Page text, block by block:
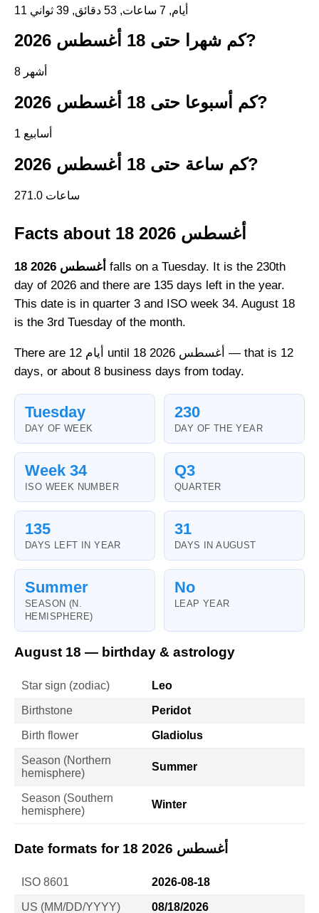
11 أيام, 7 ساعات, 53 دقائق, 39 ثواني
كم شهرا حتى 18 أغسطس 2026?
8 أشهر
كم أسبوعا حتى 18 أغسطس 2026?
1 أسابيع
كم ساعة حتى 18 أغسطس 2026?
271.0 ساعات
Facts about 18 أغسطس 2026
18 أغسطس 2026 falls on a Tuesday. It is the 230th
day of 2026 and there are 135 days left in the year.
This date is in quarter 3 and ISO week 34. August 18
is the 3rd Tuesday of the month.
There are 12 أيام until 18 أغسطس 2026 — that is 12
days, or about 8 business days from today.
Tuesday
DAY OF WEEK
230
DAY OF THE YEAR
Week 34
ISO WEEK NUMBER
Q3
QUARTER
135
DAYS LEFT IN YEAR
31
DAYS IN AUGUST
Summer
SEASON (N.
HEMISPHERE)
No
LEAP YEAR
August 18 — birthday & astrology
Star sign (zodiac) Leo
Birthstone Peridot
Birth flower Gladiolus
Season (Northern
hemisphere)
Summer
Season (Southern
hemisphere)
Winter
Date formats for 18 أغسطس 2026
ISO 8601 2026-08-18
US (MM/DD/YYYY) 08/18/2026